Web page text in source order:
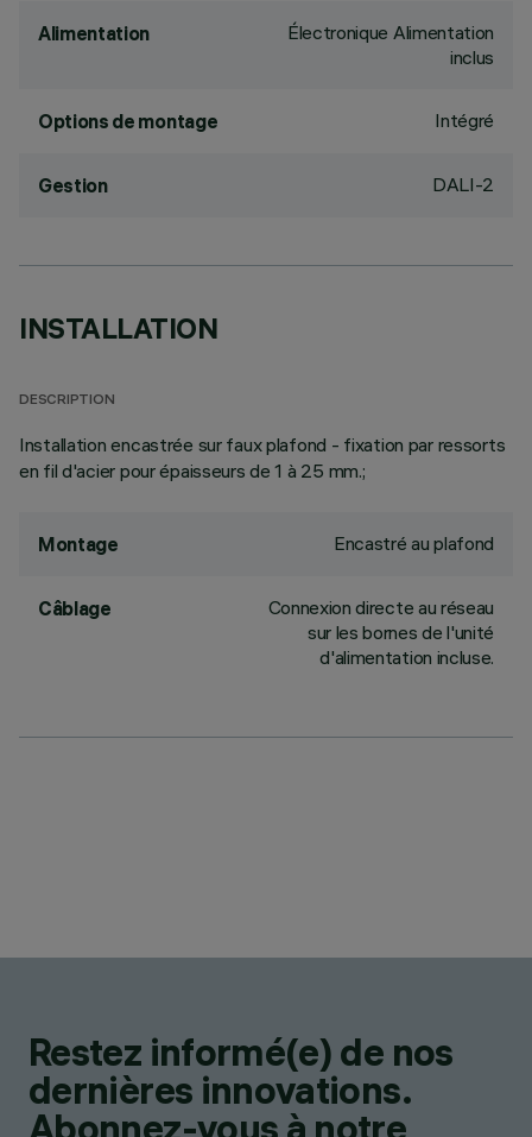
Alimentation
Électronique Alimentation
inclus
Options de montage Intégré
Gestion DALI-2
INSTALLATION
DESCRIPTION
Installation encastrée sur faux plafond - fixation par ressorts
en fil d'acier pour épaisseurs de 1 à 25 mm.;
Montage Encastré au plafond
Câblage
Connexion directe au réseau
sur les bornes de l'unité
d'alimentation incluse.
Restez informé(e) de nos
dernières innovations.